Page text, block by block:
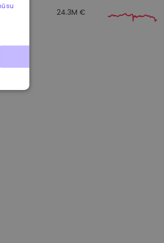
24.3M €